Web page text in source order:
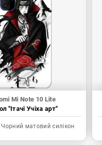
Mi Note 10 Lite
"Ітачі Учіха арт"
Чорний матовий силікон